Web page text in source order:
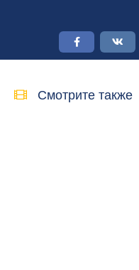
Смотрите также